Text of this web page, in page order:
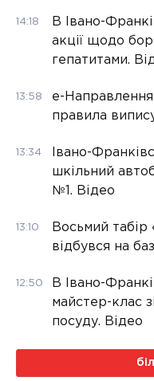
14:18
В Івано-
акції щодо
гепатитами.
13:58
е-
правила
13:34
Івано-
шкільний
№1. Відео
13:10
Восьмий табір
відбувся на
12:50
В Івано-
майстер-клас
посуду. Відео